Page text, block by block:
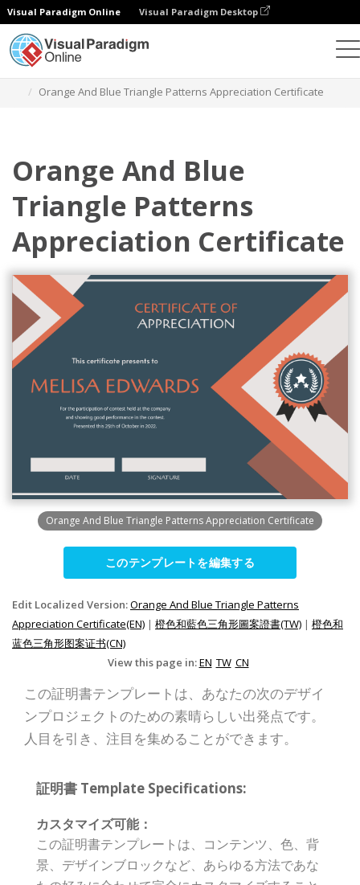
Visual Paradigm Online Visual Paradigm Desktop
Orange And Blue Triangle Patterns Appreciation Certificate
Orange And Blue
Triangle Patterns
Appreciation Certificate
Orange And Blue Triangle Patterns Appreciation Certificate
このテンプレートを編集する
Edit Localized Version:Orange And Blue Triangle Patterns
Appreciation Certificate(EN) | 橙色和藍色三角形圖案證書(TW) | 橙色和
蓝色三角形图案证书(CN)
View this page in:EN TW CN
この証明書テンプレートは、あなたの次のデザイ
ンプロジェクトのための素晴らしい出発点です。
人目を引き、注目を集めることができます。
証明書 Template Specifications:
カスタマイズ可能：
この証明書テンプレートは、コンテンツ、色、背
景、デザインブロックなど、あらゆる方法であな